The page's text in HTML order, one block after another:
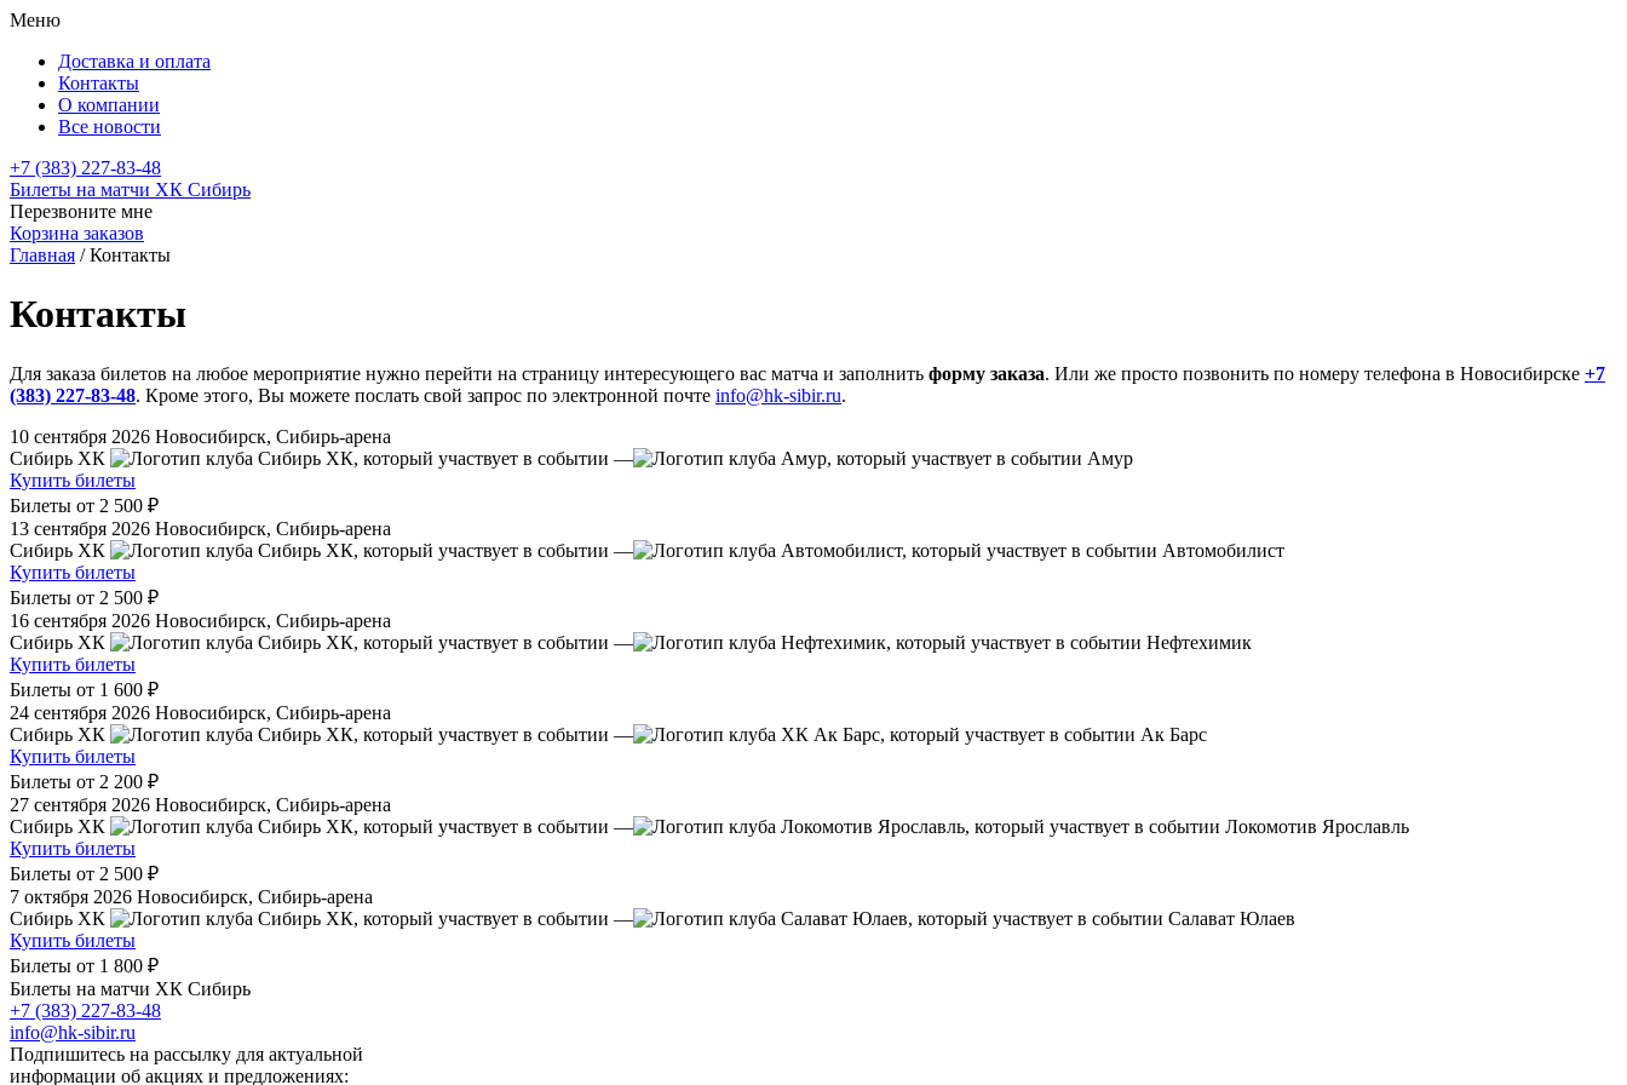
Меню
Доставка и оплата
Контакты
О компании
Все новости
+7 (383) 227-83-48
Билеты на матчи ХК Сибирь
Перезвоните мне
Корзина заказов
Главная /Контакты
Контакты
Для заказа билетов на любое мероприятие нужно перейти на страницу интересующего вас матча и заполнить форму заказа. Или же просто позвонить по номеру телефона в Новосибирске +7
(383) 227-83-48. Кроме этого, Вы можете послать свой запрос по электронной почте info@hk-sibir.ru.
10 сентября 2026 Новосибирск, Сибирь-арена
Сибирь ХК
—
Амур
Купить билеты
Билеты от 2 500 ₽
13 сентября 2026 Новосибирск, Сибирь-арена
Сибирь ХК
—
Автомобилист
Купить билеты
Билеты от 2 500 ₽
16 сентября 2026 Новосибирск, Сибирь-арена
Сибирь ХК
—
Нефтехимик
Купить билеты
Билеты от 1 600 ₽
24 сентября 2026 Новосибирск, Сибирь-арена
Сибирь ХК
—
Ак Барс
Купить билеты
Билеты от 2 200 ₽
27 сентября 2026 Новосибирск, Сибирь-арена
Сибирь ХК
—
Локомотив Ярославль
Купить билеты
Билеты от 2 500 ₽
7 октября 2026 Новосибирск, Сибирь-арена
Сибирь ХК
—
Салават Юлаев
Купить билеты
Билеты от 1 800 ₽
Билеты на матчи ХК Сибирь
+7 (383) 227-83-48
info@hk-sibir.ru
Подпишитесь на рассылку для актуальной
информации об акциях и предложениях: